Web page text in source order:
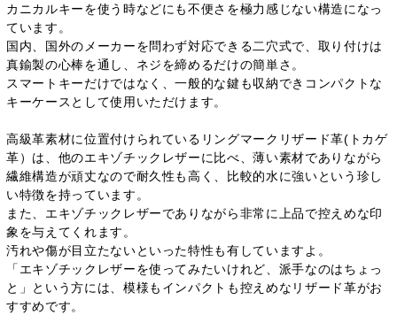
カニカルキーを使う時などにも不便さを極力感じない構造になっ
ています。
国内、国外のメーカーを問わず対応できる二穴式で、取り付けは
真鍮製の心棒を通し、ネジを締めるだけの簡単さ。
スマートキーだけではなく、一般的な鍵も収納できコンパクトな
キーケースとして使用いただけます。
高級革素材に位置付けられているリングマークリザード革(トカゲ
革）は、他のエキゾチックレザーに比べ、薄い素材でありながら
繊維構造が頑丈なので耐久性も高く、比較的水に強いという珍し
い特徴を持っています。
また、エキゾチックレザーでありながら非常に上品で控えめな印
象を与えてくれます。
汚れや傷が目立たないといった特性も有していますよ。
「エキゾチックレザーを使ってみたいけれど、派手なのはちょっ
と」という方には、模様もインパクトも控えめなリザード革がお
すすめです。